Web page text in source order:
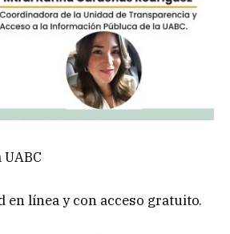
en línea y con acceso gratuito.